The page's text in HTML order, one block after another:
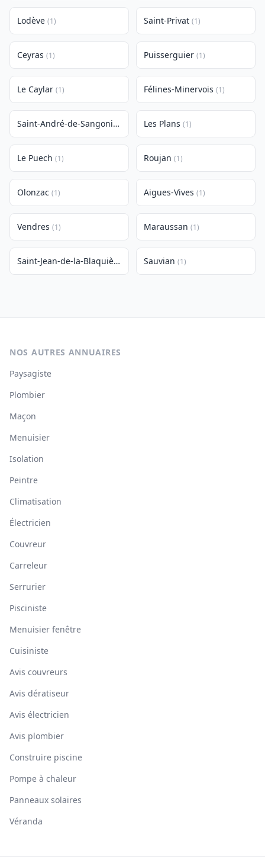
Lodève (1) Saint-Privat (1)
Ceyras (1) Puisserguier (1)
Le Caylar (1) Félines-Minervois (1)
Saint-André-de-Sangonis Les Plans (1)
Le Puech (1) Roujan (1)
Olonzac (1) Aigues-Vives (1)
Vendres (1) Maraussan (1)
Saint-Jean-de-la-Blaquière Sauvian (1)
NOS AUTRES ANNUAIRES
Paysagiste
Plombier
Maçon
Menuisier
Isolation
Peintre
Climatisation
Électricien
Couvreur
Carreleur
Serrurier
Pisciniste
Menuisier fenêtre
Cuisiniste
Avis couvreurs
Avis dératiseur
Avis électricien
Avis plombier
Construire piscine
Pompe à chaleur
Panneaux solaires
Véranda